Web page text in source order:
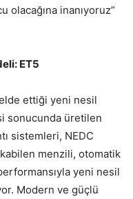
olacağına inanıyoruz”
ET5
elde ettiği yeni nesil
sonucunda üretilen
sistemleri, NEDC
menzili, otomatik
yeni nesil
Modern ve güçlü